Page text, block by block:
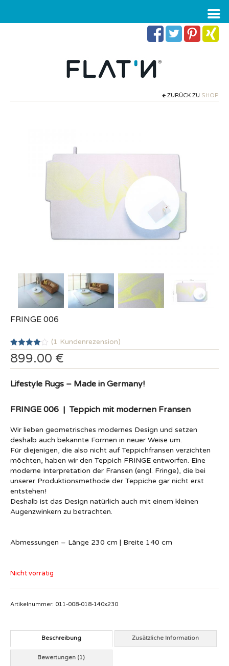
ZURÜCK ZU SHOP
FRINGE 006
4.00 von
5
basierend
auf einer
(1 Kundenrezension)
899.00 €
Lifestyle Rugs – Made in Germany!
FRINGE 006 |Teppich mit modernen Fransen
Wir lieben geometrisches modernes Design und setzen
deshalb auch bekannte Formen in neuer Weise um.
Für diejenigen, die also nicht auf Teppichfransen verzichten
möchten, haben wir den Teppich FRINGE entworfen. Eine
moderne Interpretation der Fransen (engl. Fringe), die bei
unserer Produktionsmethode der Teppiche gar nicht erst
entstehen!
Deshalb ist das Design natürlich auch mit einem kleinen
Augenzwinkern zu betrachten.
Abmessungen – Länge 230 cm | Breite 140 cm
Nicht vorrätig
Artikelnummer: 011-008-018-140x230
Beschreibung Zusätzliche Information
Bewertungen (1)